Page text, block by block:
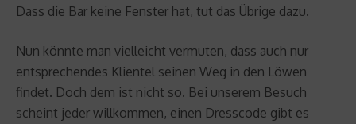
Dass die Bar keine Fenster hat, tut das Übrige dazu.
Nun könnte man vielleicht vermuten, dass auch nur
entsprechendes Klientel seinen Weg in den Löwen
findet. Doch dem ist nicht so. Bei unserem Besuch
scheint jeder willkommen, einen Dresscode gibt es